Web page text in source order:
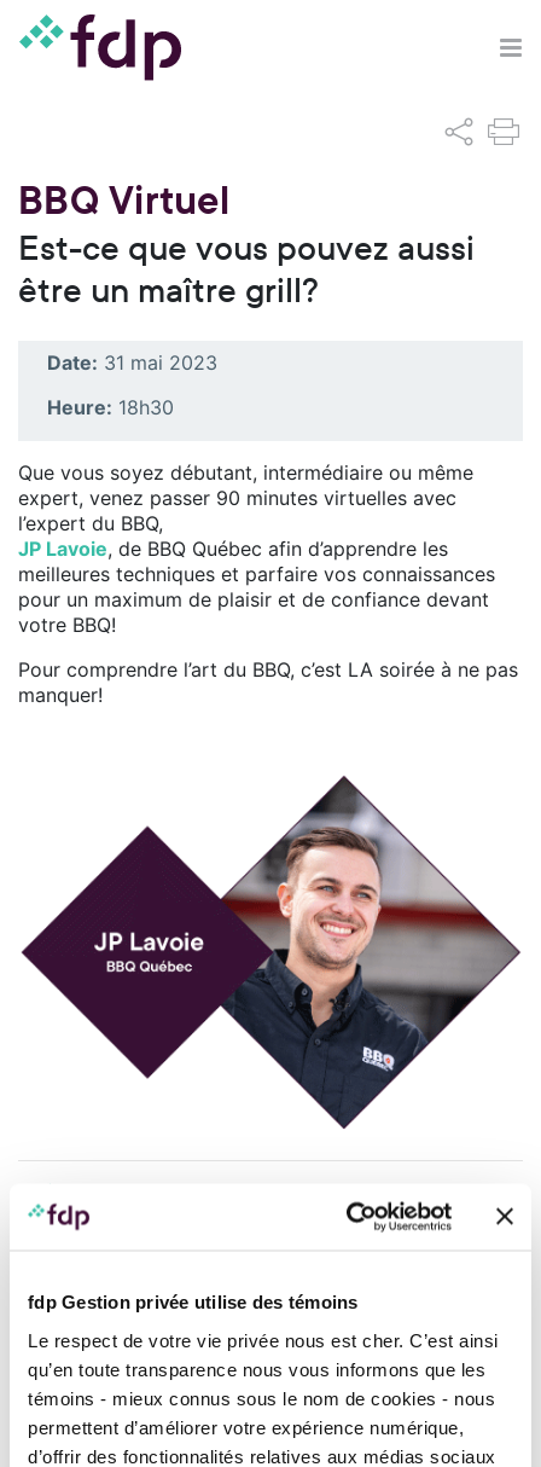
fdp Gestion privée utilise des témoins
Le respect de votre vie privée nous est cher. C’est ainsi
qu’en toute transparence nous vous informons que les
témoins - mieux connus sous le nom de cookies - nous
permettent d’améliorer votre expérience numérique,
d’offrir des fonctionnalités relatives aux médias sociaux
BBQ Virtuel
Est-ce que vous pouvez aussi
être un maître grill?
Date: 31 mai 2023
Heure: 18h30
Que vous soyez débutant, intermédiaire ou même
expert, venez passer 90 minutes virtuelles avec
l’expert du BBQ,
JP Lavoie, de BBQ Québec afin d’apprendre les
meilleures techniques et parfaire vos connaissances
pour un maximum de plaisir et de confiance devant
votre BBQ!
Pour comprendre l’art du BBQ, c’est LA soirée à ne pas
manquer!
Cours de 90 minutes
Places limitées
Les inscriptions sont maintenant complètes! Merci de
votre intérêt.